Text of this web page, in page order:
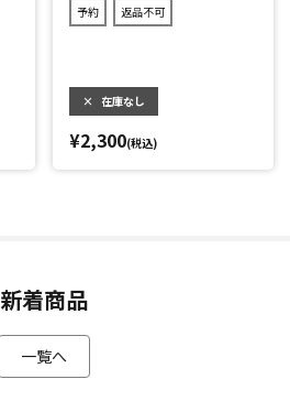
予約 返品不可
× 在庫なし
¥2,300(税込)
新着商品
一覧へ